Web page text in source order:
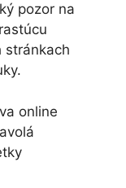
pozor na
stránkach
online